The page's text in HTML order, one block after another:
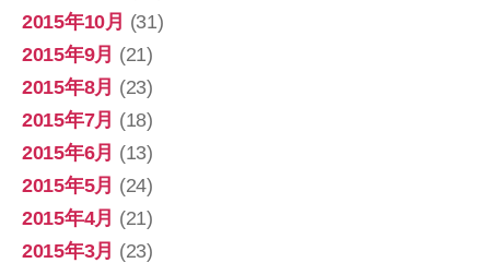
2015年10月 (31)
2015年9月 (21)
2015年8月 (23)
2015年7月 (18)
2015年6月 (13)
2015年5月 (24)
2015年4月 (21)
2015年3月 (23)